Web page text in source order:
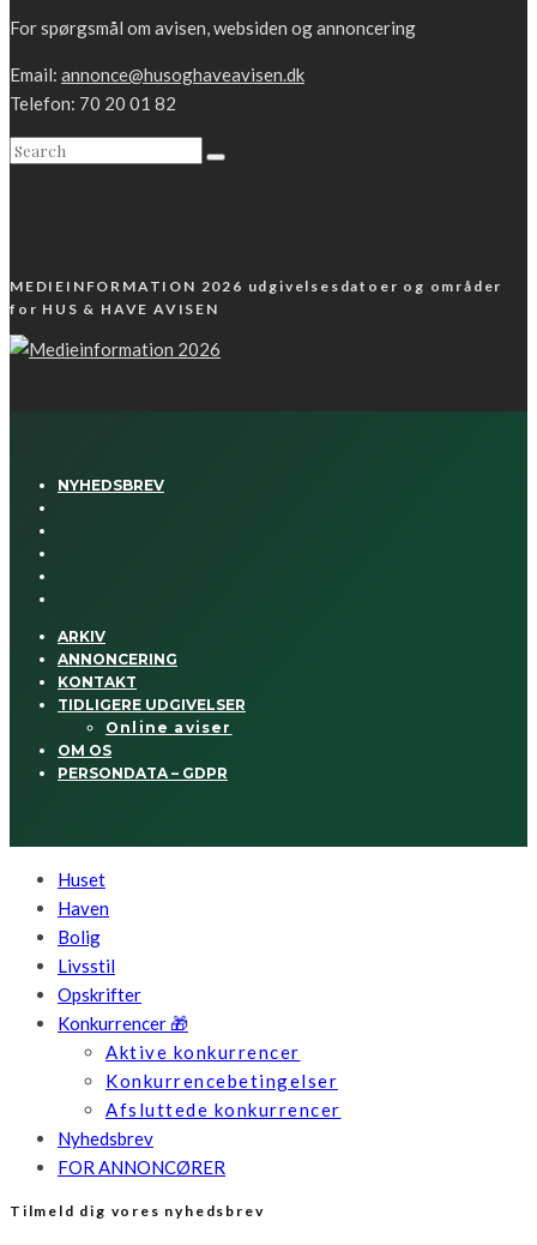
For spørgsmål om avisen, websiden og annoncering
Email: annonce@husoghaveavisen.dk
Telefon: 70 20 01 82
MEDIEINFORMATION 2026 udgivelsesdatoer og områder
for HUS & HAVE AVISEN
NYHEDSBREV
ARKIV
ANNONCERING
KONTAKT
TIDLIGERE UDGIVELSER
Online aviser
OM OS
PERSONDATA – GDPR
Huset
Haven
Bolig
Livsstil
Opskrifter
Konkurrencer 🎁
Aktive konkurrencer
Konkurrencebetingelser
Afsluttede konkurrencer
Nyhedsbrev
FOR ANNONCØRER
Tilmeld dig vores nyhedsbrev